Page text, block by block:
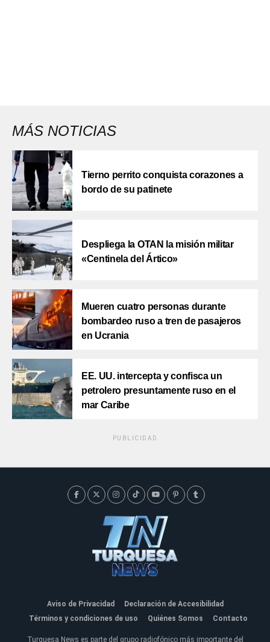
MÁS NOTICIAS
Tierno perrito conquista corazones a
bordo de su patinete
Despliega la OTAN la misión militar
«Centinela del Ártico»
Mueren cuatro personas durante
bombardeo ruso a tren de pasajeros
en Ucrania
EE. UU. intercepta y confisca un
petrolero presuntamente ruso en el
mar Caribe
PUBLICIDAD
Aviso de Privacidad
Declaración de Accesibilidad
Términos y condiciones de uso
Quiénes Somos Contacto
Turquesa News es parte del grupo radiofónico más importante del